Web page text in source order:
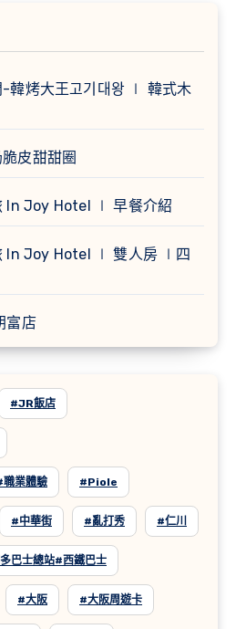
韓烤大王고기대왕 ∣ 韓式木
皮甜甜圈
In Joy Hotel ∣ 早餐介紹
In Joy Hotel ∣ 雙人房 ∣四
富店
#JR飯店
業體驗 #Piole
#中華街 #亂打秀 #仁川
巴士總站#西鐵巴士
#大阪 #大阪周遊卡